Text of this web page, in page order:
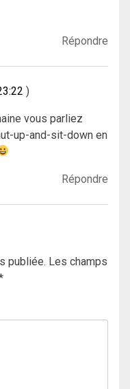
Répondre
vous parliez
up-and-sit-down en
Répondre
publiée. Les champs